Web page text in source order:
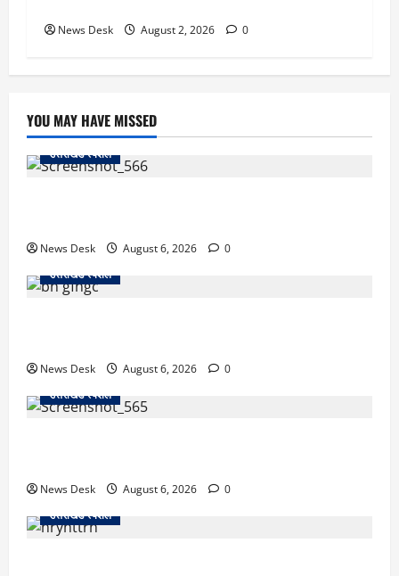
News Desk August 2, 2026 0
YOU MAY HAVE MISSED
उत्तराखंड स्पेशल
News Desk August 6, 2026
0
उत्तराखंड स्पेशल
News Desk August 6, 2026
0
उत्तराखंड स्पेशल
News Desk August 6, 2026
0
उत्तराखंड स्पेशल